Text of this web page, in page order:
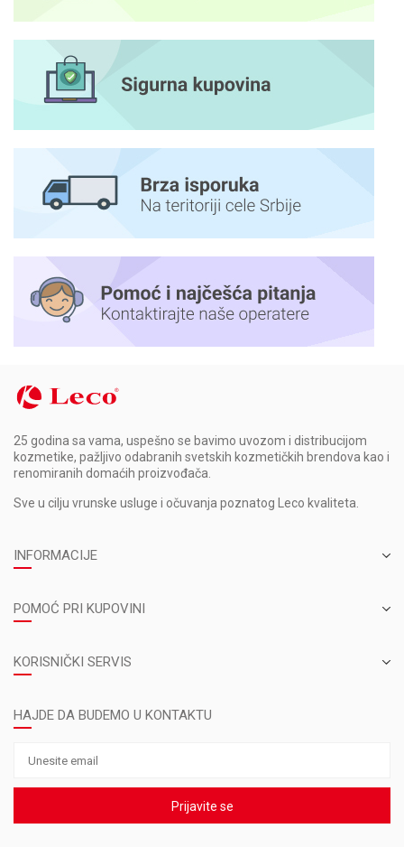
25 godina sa vama, uspešno se bavimo uvozom i distribucijom
kozmetike, pažljivo odabranih svetskih kozmetičkih brendova kao i
renomiranih domaćih proizvođača.
Sve u cilju vrunske usluge i očuvanja poznatog Leco kvaliteta.
INFORMACIJE
POMOĆ PRI KUPOVINI
KORISNIČKI SERVIS
HAJDE DA BUDEMO U KONTAKTU
Prijavite se